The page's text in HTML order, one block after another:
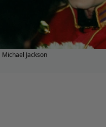
Michael Jackson